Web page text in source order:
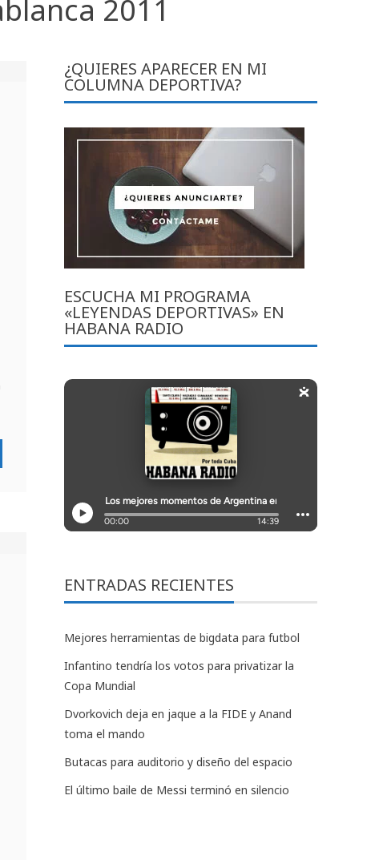
2011
¿QUIERES APARECER EN MI
COLUMNA DEPORTIVA?
ESCUCHA MI PROGRAMA
«LEYENDAS DEPORTIVAS» EN
HABANA RADIO
ENTRADAS RECIENTES
Mejores herramientas de bigdata para futbol
Infantino tendría los votos para privatizar la
Copa Mundial
Dvorkovich deja en jaque a la FIDE y Anand
toma el mando
Butacas para auditorio y diseño del espacio
El último baile de Messi terminó en silencio